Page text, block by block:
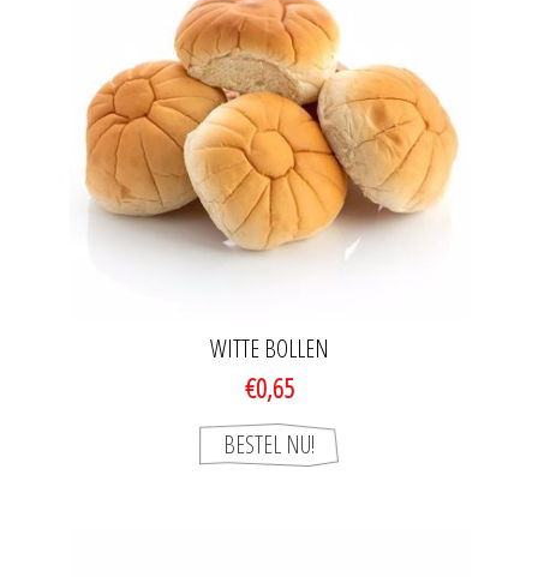
WITTE BOLLEN
€0,65